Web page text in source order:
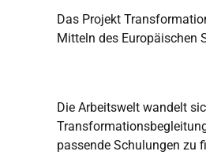
Das Projekt
Mitteln des Europäischen
Die Arbeitswelt wandelt
passende Schulungen zu